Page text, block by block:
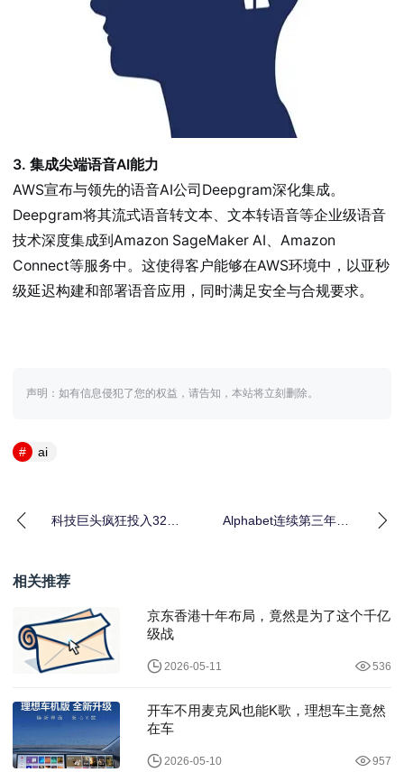
3. 集成尖端语音AI能力
AWS宣布与领先的语音AI公司Deepgram深化集成。
Deepgram将其流式语音转文本、文本转语音等企业级语音
技术深度集成到Amazon SageMaker AI、Amazon
Connect等服务中。这使得客户能够在AWS环境中，以亚秒
级延迟构建和部署语音应用，同时满足安全与合规要求。
声明：如有信息侵犯了您的权益，请告知，本站将立刻删除。
ai
科技巨头疯狂投入3200
Alphabet连续第三年荣
相关推荐
京东香港十年布局，竟然是为了这个千亿
级战
2026-05-11 536
开车不用麦克风也能K歌，理想车主竟然
在车
2026-05-10 957